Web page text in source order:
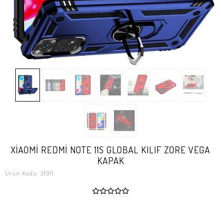
XİAOMİ REDMİ NOTE 11S GLOBAL KILIF ZORE VEGA
KAPAK
Ürün Kodu: 21911